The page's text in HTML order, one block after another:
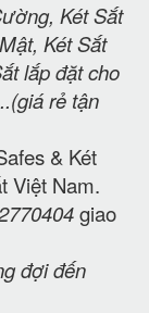
Két Sắt
Két Sắt
lắp đặt cho
rẻ tận
& Két
Việt Nam.
giao
đợi đến